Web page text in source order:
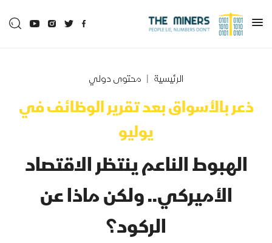
الرئيسية محتوى دولي
ذعر بالأسواق بعد تقرير الوظائف في
يوليو
الهبوط الناعم ينتظر الاقتصاد
الأميركي.. ولكن ماذا عن
الركود؟